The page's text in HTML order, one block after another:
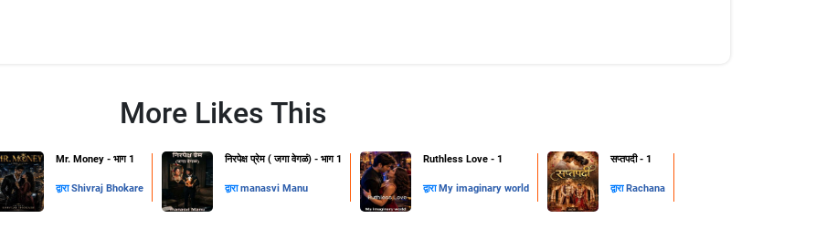
More Likes This
Mr. Money - भाग 1
द्वाराShivraj Bhokare
निरपेक्ष प्रेम ( जगा वेगळं) - भाग 1
द्वाराmanasvi Manu
Ruthless Love - 1
द्वारा My imaginary world
सप्तपदी - 1
द्वारा Rachana